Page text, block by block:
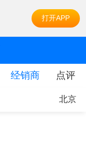
打开APP
经销商 点评
北京